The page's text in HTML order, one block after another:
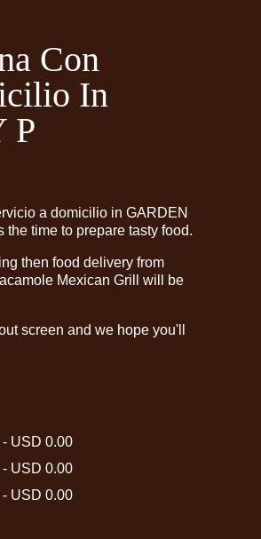
Con
In
P
a domicilio in GARDEN
time to prepare tasty food.
then food delivery from
Mexican Grill will be
screen and we hope you'll
USD 0.00
USD 0.00
USD 0.00